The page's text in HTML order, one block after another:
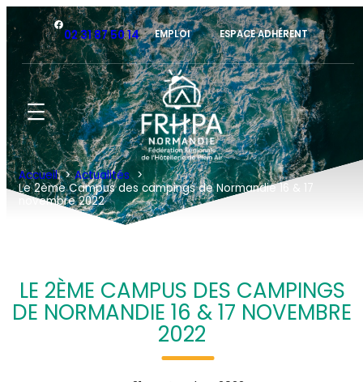
au
contenu
Facebook
02 31 87 50 14 EMPLOI ESPACE ADHÉRENT
Accueil
Actualités
Le 2ème Campus des campings de Normandie 16 & 17
novembre 2022
LE 2ÈME CAMPUS DES CAMPINGS
DE NORMANDIE 16 & 17 NOVEMBRE
2022